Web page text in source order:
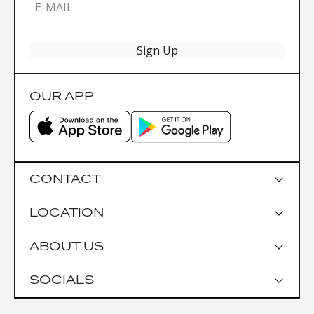
E-MAIL
Sign Up
OUR APP
CONTACT
LOCATION
Google Maps
Garage Praterstrasse 1
ABOUT US
SOCIALS